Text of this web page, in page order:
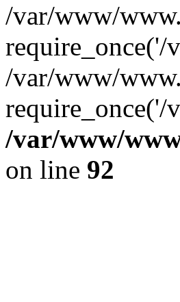
/var/www/
/var/www/
/var/www/
on line 92